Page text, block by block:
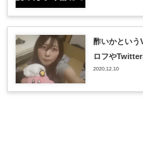
酢いかとい
ロフやTwitter
2020.12.10